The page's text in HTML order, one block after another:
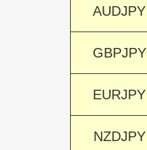
AUDJPY
GBPJPY
EURJPY
NZDJPY